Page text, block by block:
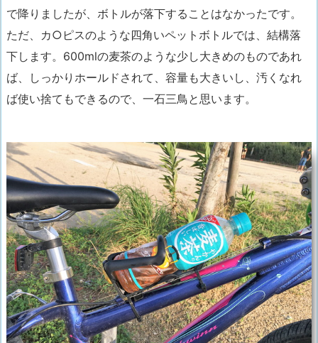
で降りましたが、ボトルが落下することはなかったです。
ただ、 カ○ピスのような四角いペットボトルでは、結構落
下します。600mlの麦茶のような少し大きめのものであれ
ば、しっかりホールドされて、容量も大きいし、汚くなれ
ば使い捨てもできるので、一石三鳥と思います。